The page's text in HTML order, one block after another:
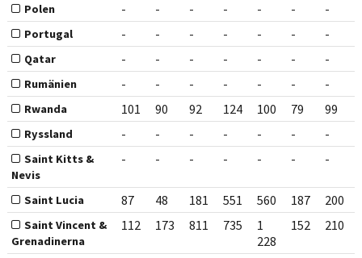
Polen - - - - - - -
Portugal - - - - - - -
Qatar - - - - - - -
Rumänien - - - - - - -
Rwanda 101 90 92 124 100 79 99
Ryssland - - - - - - -
Saint Kitts &
Nevis
- - - - - - -
Saint Lucia 87 48 181 551 560 187 200
Saint Vincent &
Grenadinerna
112 173 811 735
1
228
152 210